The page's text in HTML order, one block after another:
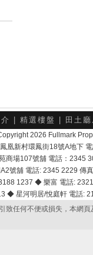
精選樓盤 田土
2026 Fullmark
凰新村環鳳街18號A地下
商場107號舖 電話：2345
號舖 電話: 2345 2229
1237 ◆ 樂富 電話:
◆ 星河明居/悅庭軒 電話
致任何不便或損失，本網